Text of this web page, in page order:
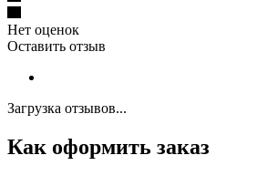
Нет оценок
Оставить отзыв
Загрузка отзывов...
Как оформить заказ